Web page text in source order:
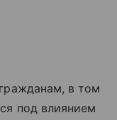
в том
под влиянием